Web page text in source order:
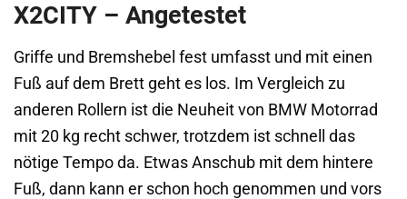
X2CITY – Angetestet
Griffe und Bremshebel fest umfasst und mit einen
Fuß auf dem Brett geht es los. Im Vergleich zu
anderen Rollern ist die Neuheit von BMW Motorrad
mit 20 kg recht schwer, trotzdem ist schnell das
nötige Tempo da. Etwas Anschub mit dem hintere
Fuß, dann kann er schon hoch genommen und vors